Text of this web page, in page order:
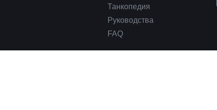
Танкопедия
Руководства
FAQ